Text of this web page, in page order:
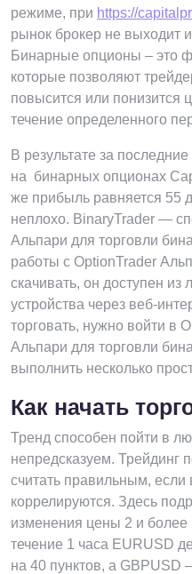
режиме, при https://
рынок брокер не выходит
Бинарные опционы – это
которые позволяют
повысится или понизится
течение определенного
В результате за
на бинарных опционах
же прибыль равняется 55
неплохо. BinaryTrader ―
Альпари для торговли
работы с OptionTrader
скачивать, он доступен из
устройства через веб-
торговать, нужно войти в
Альпари для торговли
выполнить несколько
Как начать
Тренд способен пойти в
непредсказуем. Трейдинг
считать правильным,
коррелируются. Здесь
изменения цены 2 и
течение 1 часа EURUSD
на 40 пунктов, а GBPUSD